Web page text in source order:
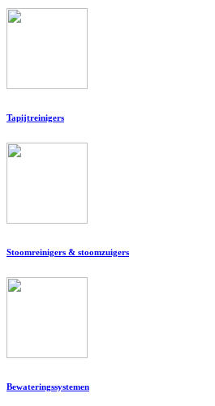
Tapijtreinigers
Stoomreinigers & stoomzuigers
Bewateringssystemen